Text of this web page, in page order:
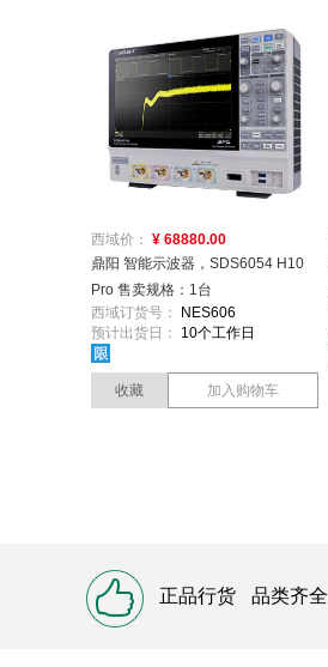
西域价： ¥ 68880.00
鼎阳 智能示波器，SDS6054 H10
Pro 售卖规格：1台
西域订货号：
NES606
预计出货日：
10个工作日
收藏 加入购物车
正品行货 品类齐全